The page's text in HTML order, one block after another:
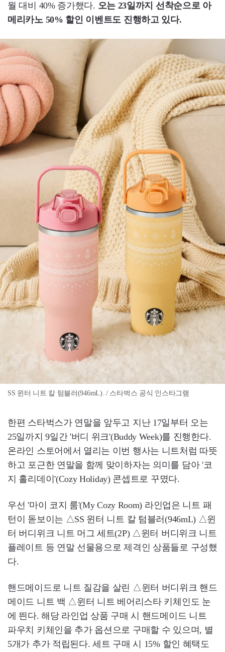
월 대비 40% 증가했다. 오는 23일까지 선착순으로 아
메리카노 50% 할인 이벤트도 진행하고 있다.
SS 윈터 니트 칼 텀블러(946mL). / 스타벅스 공식 인스타그램
한편 스타벅스가 연말을 앞두고 지난 17일부터 오는
25일까지 9일간 '버디 위크'(Buddy Week)를 진행한다.
온라인 스토어에서 열리는 이번 행사는 니트처럼 따뜻
하고 포근한 연말을 함께 맞이하자는 의미를 담아 '코
지 홀리데이'(Cozy Holiday) 콘셉트로 꾸몄다.
우선 '마이 코지 룸'(My Cozy Room) 라인업은 니트 패
턴이 돋보이는 △SS 윈터 니트 칼 텀블러(946mL) △윈
터 버디위크 니트 머그 세트(2P) △윈터 버디위크 니트
플레이트 등 연말 선물용으로 제격인 상품들로 구성했
다.
핸드메이드로 니트 질감을 살린 △윈터 버디위크 핸드
메이드 니트 백 △윈터 니트 베어리스타 키체인도 눈
에 띈다. 해당 라인업 상품 구매 시 핸드메이드 니트
파우치 키체인을 추가 옵션으로 구매할 수 있으며, 별
5개가 추가 적립된다. 세트 구매 시 15% 할인 혜택도